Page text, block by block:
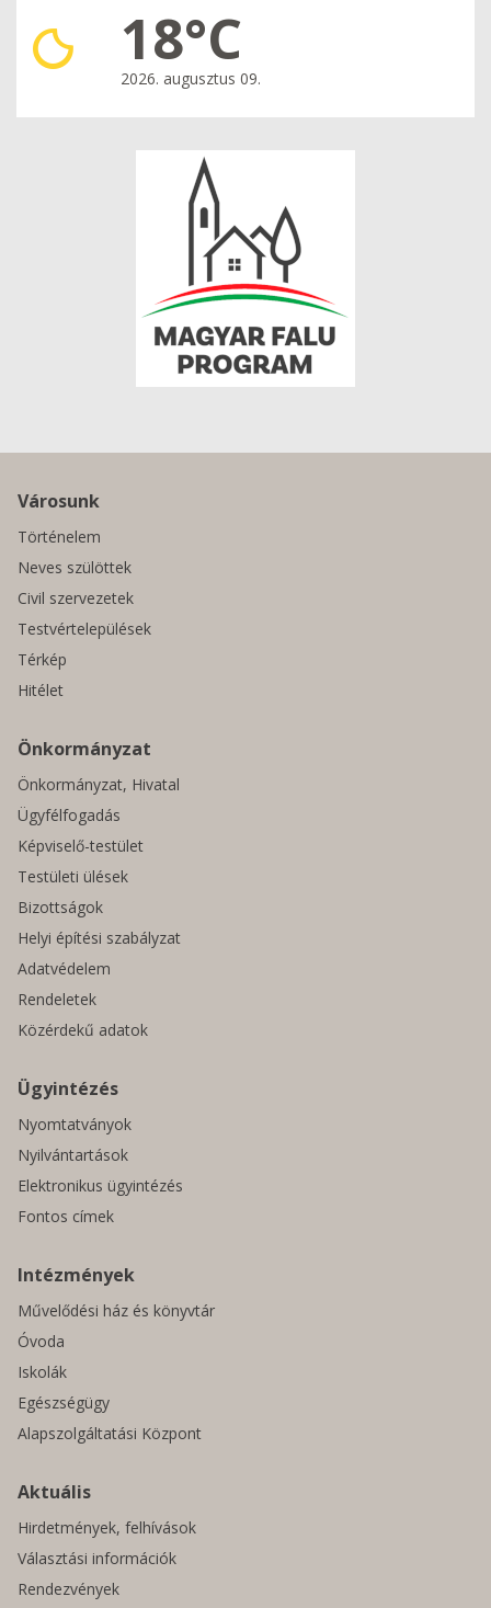
18°C
2026. augusztus 09.
Városunk
Történelem
Neves szülöttek
Civil szervezetek
Testvértelepülések
Térkép
Hitélet
Önkormányzat
Önkormányzat, Hivatal
Ügyfélfogadás
Képviselő-testület
Testületi ülések
Bizottságok
Helyi építési szabályzat
Adatvédelem
Rendeletek
Közérdekű adatok
Ügyintézés
Nyomtatványok
Nyilvántartások
Elektronikus ügyintézés
Fontos címek
Intézmények
Művelődési ház és könyvtár
Óvoda
Iskolák
Egészségügy
Alapszolgáltatási Központ
Aktuális
Hirdetmények, felhívások
Választási információk
Rendezvények